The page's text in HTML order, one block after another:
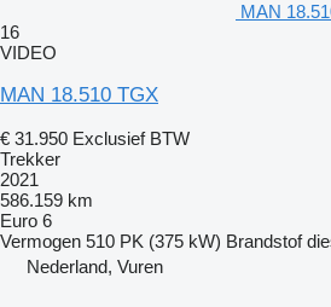
MAN
16
VIDEO
MAN 18.510 TGX
€ 31.950 Exclusief BTW
Trekker
2021
586.159 km
Euro 6
Vermogen 510 PK (375 kW) Brandstof
Nederland, Vuren